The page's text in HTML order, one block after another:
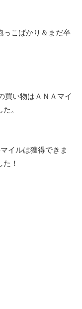
っこばかり＆まだ卒
買い物はＡＮＡマイ
。
イルは獲得できま
！